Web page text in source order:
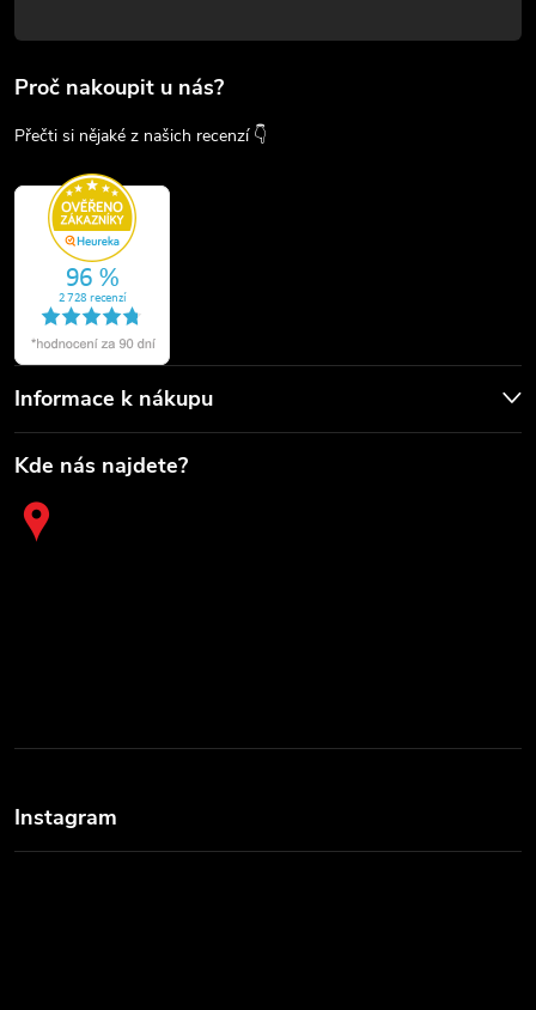
Proč nakoupit u nás?
Přečti si nějaké z našich recenzí 👇
Informace k nákupu
Kde nás najdete?
Instagram